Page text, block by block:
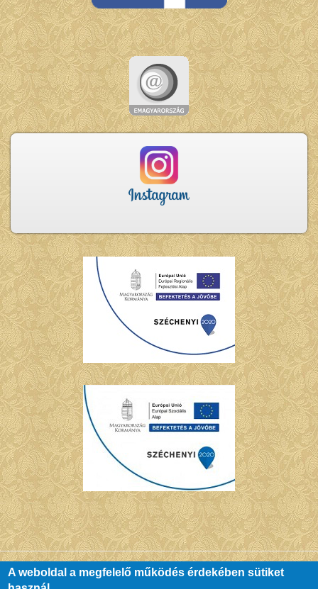
A weboldal a megfelelő működés érdekében sütiket